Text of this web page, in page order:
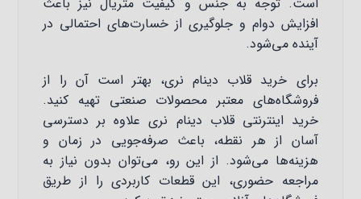
افزایش دوام و جلوگیری از خسارت‌های احتمالی در
آینده می‌شود.
برای خرید قلاب دینام نری، بهتر است آن را از
فروشگاه‌های معتبر محصولات صنعتی تهیه کنید.
خرید اینترنتی قلاب دینام نری علاوه بر دسترسی
آسان از هر نقطه، باعث صرفه‌جویی در زمان و
هزینه‌ها می‌شود. از این رو، می‌توان بدون نیاز به
مراجعه حضوری، این قطعات کاربردی را از طریق